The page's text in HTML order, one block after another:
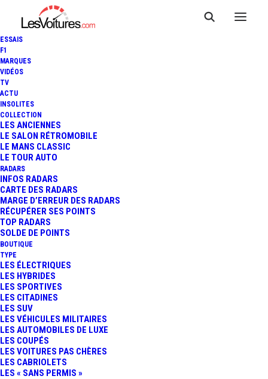
ESSAIS
F1
MARQUES
VIDÉOS
TV
ACTU
INSOLITES
COLLECTION
LES ANCIENNES
LE SALON RÉTROMOBILE
LE MANS CLASSIC
LE TOUR AUTO
RADARS
INFOS RADARS
CARTE DES RADARS
MARGE D’ERREUR DES RADARS
RÉCUPÉRER SES POINTS
TOP RADARS
SOLDE DE POINTS
BOUTIQUE
TYPE
LES ÉLECTRIQUES
LES HYBRIDES
LES SPORTIVES
LES CITADINES
LES SUV
LES VÉHICULES MILITAIRES
LES AUTOMOBILES DE LUXE
LES COUPÉS
LES VOITURES PAS CHÈRES
LES CABRIOLETS
LES « SANS PERMIS »
CITROËN AMI CARGO : POUR
LES PROS QUI N'ONT PAS LE
2 Minutes